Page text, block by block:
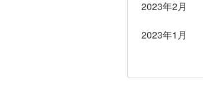
2023年2月
2023年1月